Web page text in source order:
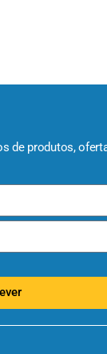
de produtos,